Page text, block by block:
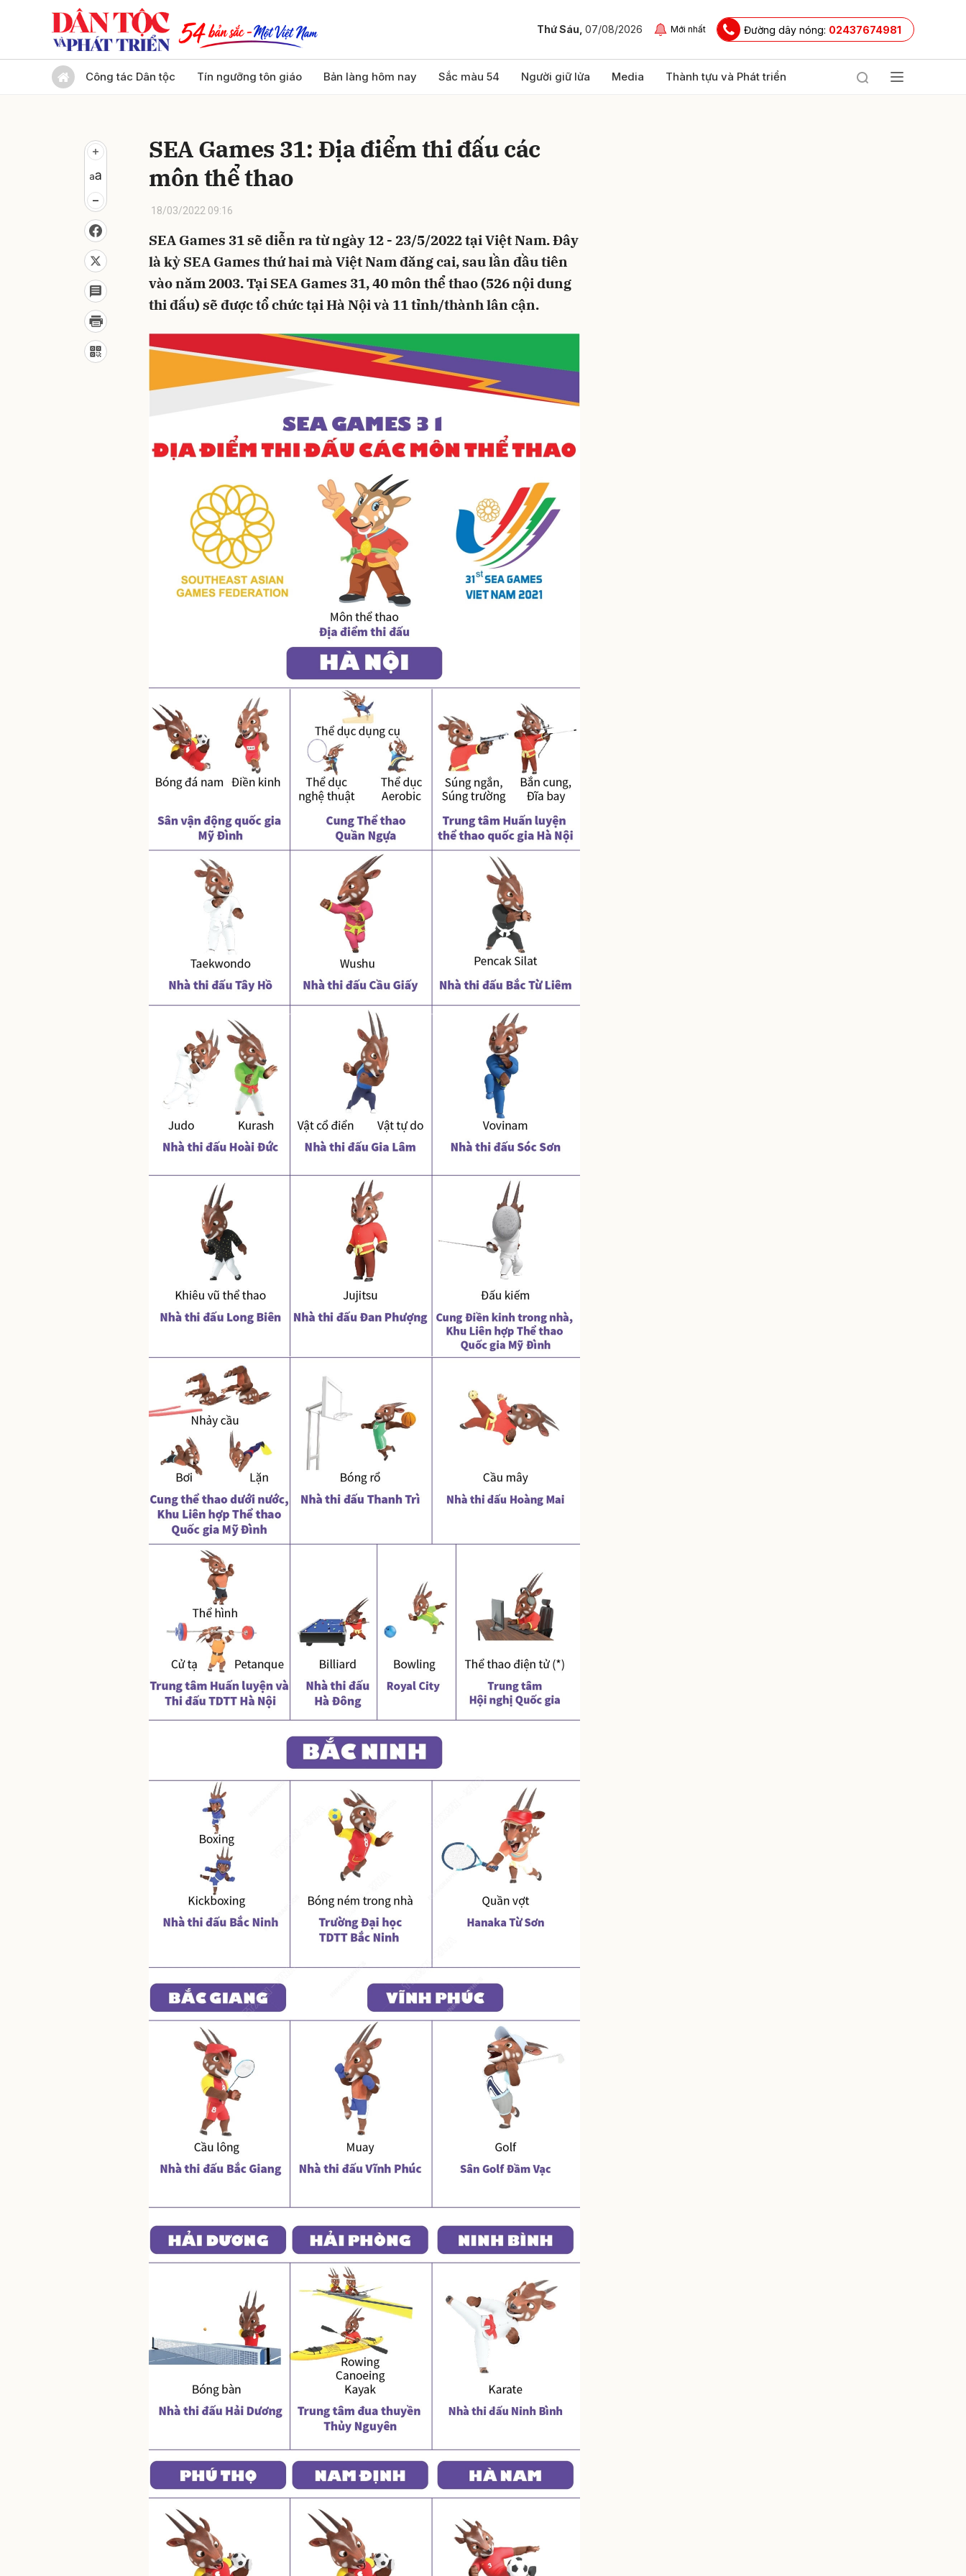
Thứ Sáu, 07/08/2026 Mới nhất Đường dây nóng: 02437674981
Công tác Dân tộc Tín ngưỡng tôn giáo Bản làng hôm nay Sắc màu 54 Người giữ lửa Media Thành tựu và Phát triển
SEA Games 31: Địa điểm thi đấu các
môn thể thao
18/03/2022 09:16
SEA Games 31 sẽ diễn ra từ ngày 12 - 23/5/2022 tại Việt Nam. Đây
là kỳ SEA Games thứ hai mà Việt Nam đăng cai, sau lần đầu tiên
vào năm 2003. Tại SEA Games 31, 40 môn thể thao (526 nội dung
thi đấu) sẽ được tổ chức tại Hà Nội và 11 tỉnh/thành lân cận.
Gửi bình luận
Hủy